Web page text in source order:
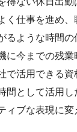
く仕事を進め
るような時間
に今までの残
で活用できる
間として活用し
ィブな表現に変